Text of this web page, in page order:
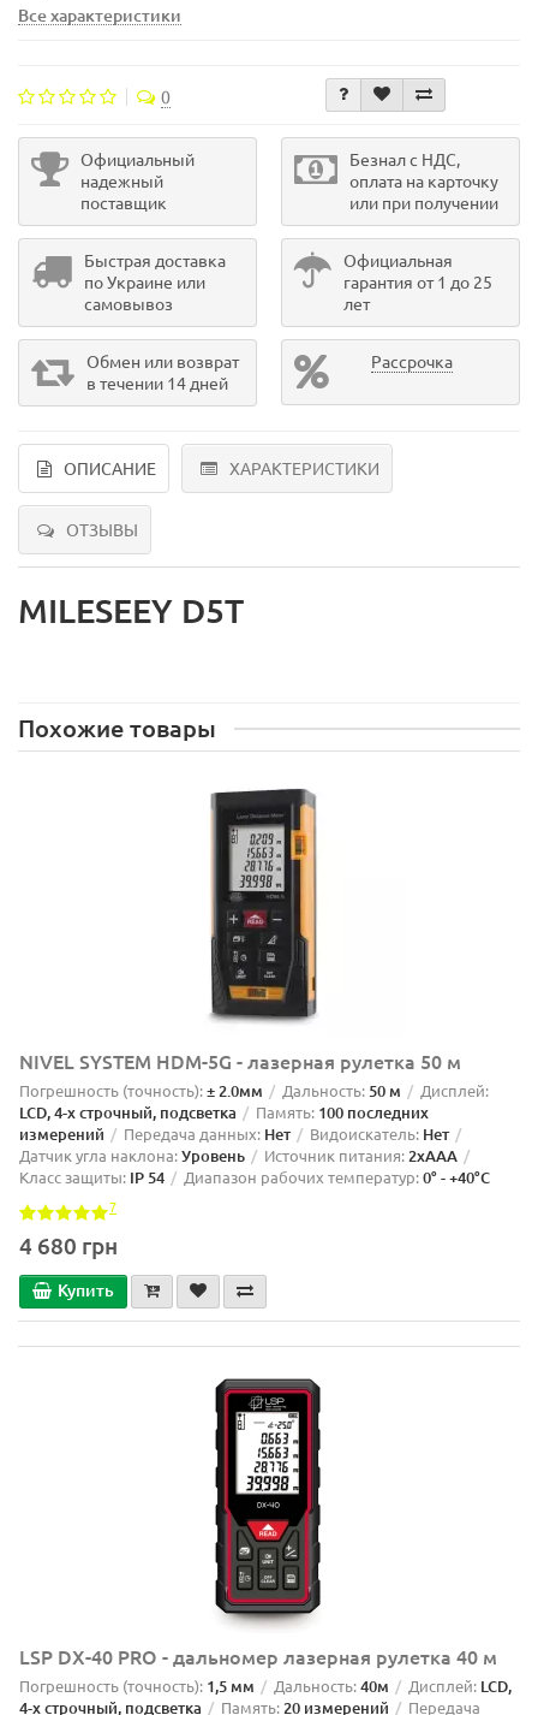
Все характеристики
0
Официальный
надежный
поставщик
Безнал с НДС,
оплата на карточку
или при получении
Быстрая доставка
по Украине или
самовывоз
Официальная
гарантия от 1 до 25
лет
Обмен или возврат
в течении 14 дней
Рассрочка
ОПИСАНИЕ ХАРАКТЕРИСТИКИ
ОТЗЫВЫ
MILESEEY D5T
Похожие товары
NIVEL SYSTEM HDM-5G - лазерная рулетка 50 м
Погрешность (точность):± 2.0мм Дальность: 50 м Дисплей:
LCD, 4-х строчный, подсветка Память: 100 последних
измерений
Передача данных: Нет Видоискатель: Нет
Датчик угла наклона:Уровень Источник питания:2xAAA
Класс защиты: IP 54 Диапазон рабочих температур:0° - +40°С
7
4 680 грн
Купить
LSP DX-40 PRO - дальномер лазерная рулетка 40 м
Погрешность (точность): 1,5 мм Дальность:40м Дисплей: LCD,
4-х строчный, подсветка
Память:20 измерений Передача